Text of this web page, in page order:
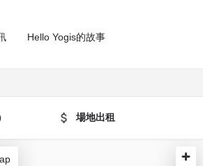
Hello Yogis的故事
場地出租